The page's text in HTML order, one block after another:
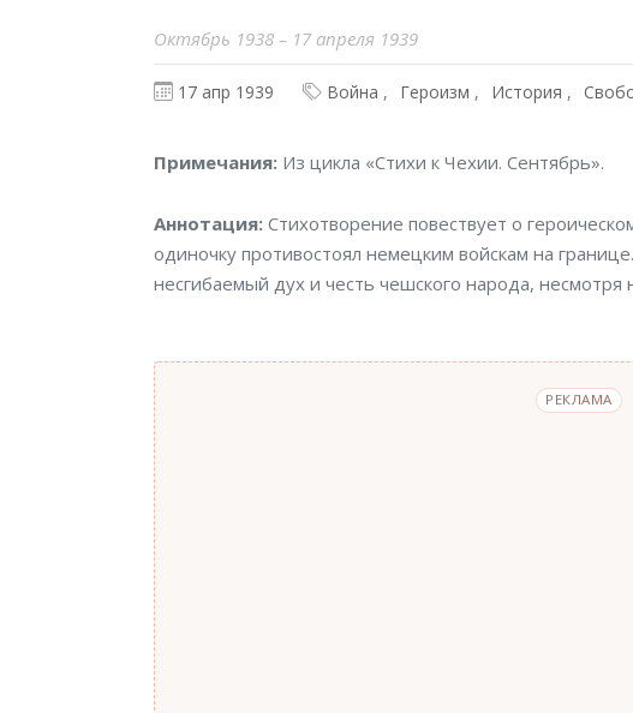
Октябрь 1938 – 17 апреля 1939
17 апр 1939 Война Героизм История
Примечания
Примечания: Из цикла «Стихи к Чехии. Сентябрь».
Аннотация
Аннотация:Стихотворение повествует о
одиночку противостоял немецким войскам на
несгибаемый дух и честь чешского народа,
РЕКЛАМА